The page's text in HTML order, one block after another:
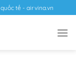
tế - airvina.vn